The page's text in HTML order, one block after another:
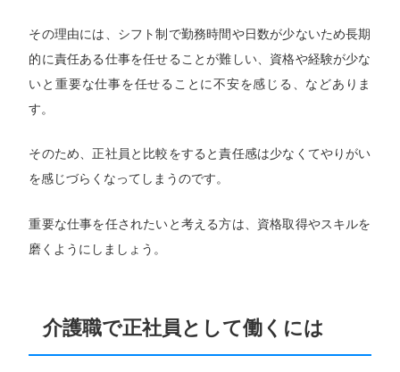
その理由には、シフト制で勤務時間や日数が少ないため長期
的に責任ある仕事を任せることが難しい、資格や経験が少な
いと重要な仕事を任せることに不安を感じる、などありま
す。
そのため、正社員と比較をすると責任感は少なくてやりがい
を感じづらくなってしまうのです。
重要な仕事を任されたいと考える方は、資格取得やスキルを
磨くようにしましょう。
介護職で正社員として働くには